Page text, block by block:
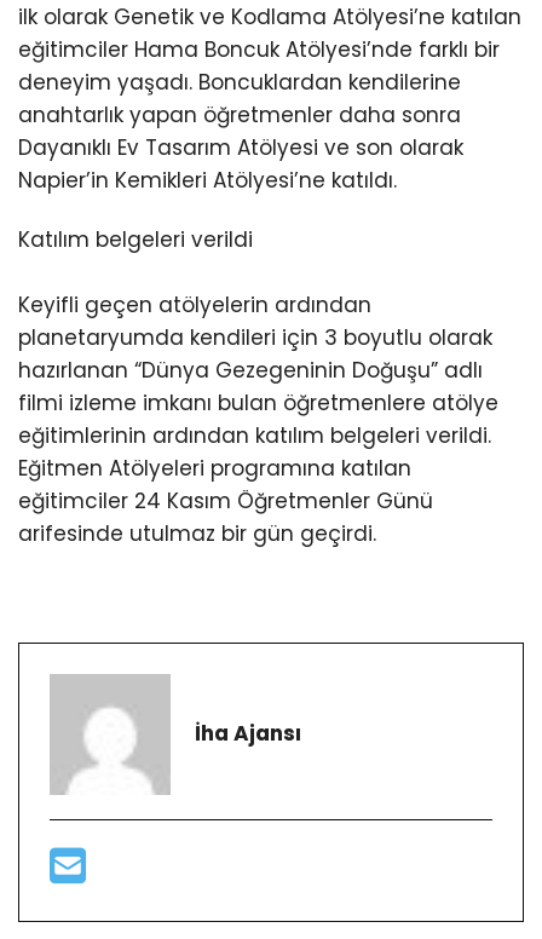
ilk olarak Genetik ve Kodlama Atölyesi’ne katılan
eğitimciler Hama Boncuk Atölyesi’nde farklı bir
deneyim yaşadı. Boncuklardan kendilerine
anahtarlık yapan öğretmenler daha sonra
Dayanıklı Ev Tasarım Atölyesi ve son olarak
Napier’in Kemikleri Atölyesi’ne katıldı.
Katılım belgeleri verildi
Keyifli geçen atölyelerin ardından
planetaryumda kendileri için 3 boyutlu olarak
hazırlanan “Dünya Gezegeninin Doğuşu” adlı
filmi izleme imkanı bulan öğretmenlere atölye
eğitimlerinin ardından katılım belgeleri verildi.
Eğitmen Atölyeleri programına katılan
eğitimciler 24 Kasım Öğretmenler Günü
arifesinde utulmaz bir gün geçirdi.
İha Ajansı